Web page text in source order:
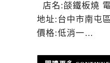
店名:燄鐵板燒
地址:台中市南屯
價格:低消一…